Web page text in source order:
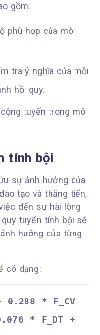
gồm:
phù hợp của mô
tra ý nghĩa của mỗi
hồi quy.
tuyến trong mô
tính bội
sự ảnh hưởng của
tạo và thăng tiến,
đến sự hài lòng
tuyến tính bội sẽ
hưởng của từng
có dạng:
0.288 * F_CV
* F_DT +